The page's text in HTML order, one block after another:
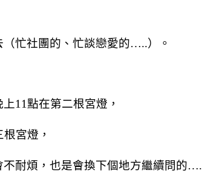
忙社團的、忙談戀愛的…..）。
11點在第二根宮燈，
宮燈，
耐煩，也是會換下個地方繼續問的….